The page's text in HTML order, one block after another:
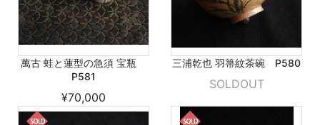
萬古 蛙と蓮型の急須 宝瓶
P581
¥70,000
三浦乾也 羽箒紋茶碗 P580
SOLDOUT